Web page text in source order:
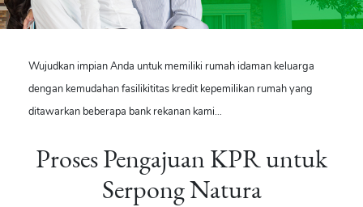
Wujudkan impian Anda untuk memiliki rumah idaman keluarga
dengan kemudahan fasilikititas kredit kepemilikan rumah yang
ditawarkan beberapa bank rekanan kami…
Proses Pengajuan KPR untuk
Serpong Natura